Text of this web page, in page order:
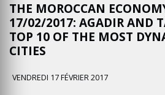
THE MOROCCAN
17/02/2017: AGADIR AND
TOP 10 OF THE MOST
CITIES
VENDREDI 17 FÉVRIER 2017